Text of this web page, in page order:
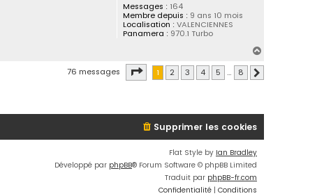
Messages : 164
Membre depuis : 9 ans 10 mois
Localisation : VALENCIENNES
Panamera : 970.1 Turbo
a
76 messages Page sur 8
1 2 3 4 5 … 8
Supprimer les cookies
Flat Style by Ian Bradley
Développé par phpBB® Forum Software © phpBB Limited
Traduit par phpBB-fr.com
Confidentialité | Conditions